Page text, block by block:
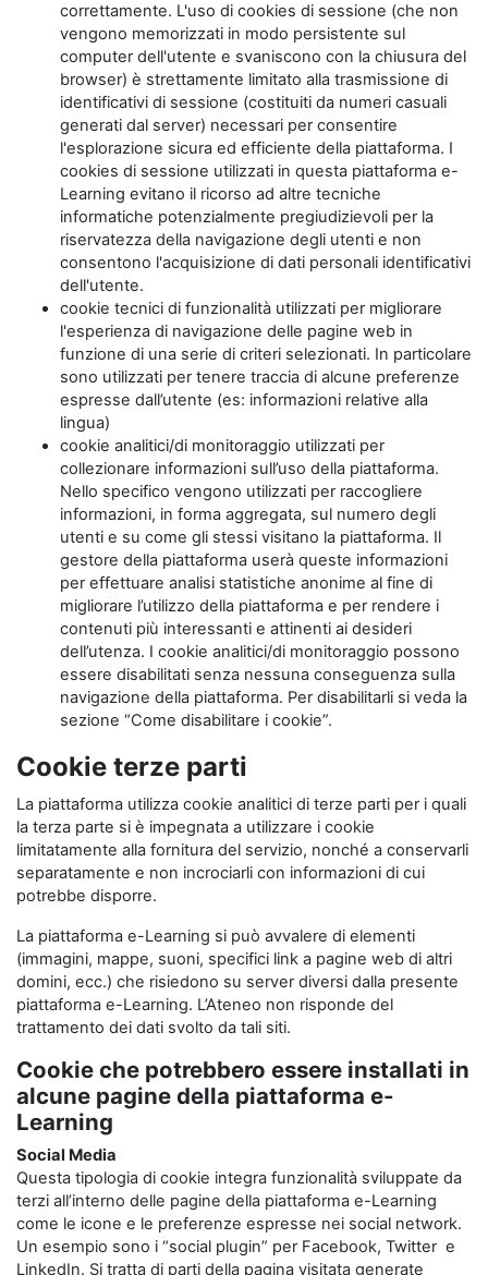
correttamente. L'uso di cookies di sessione (che non
vengono memorizzati in modo persistente sul
computer dell'utente e svaniscono con la chiusura del
browser) è strettamente limitato alla trasmissione di
identificativi di sessione (costituiti da numeri casuali
generati dal server) necessari per consentire
l'esplorazione sicura ed efficiente della piattaforma. I
cookies di sessione utilizzati in questa piattaforma e-
Learning evitano il ricorso ad altre tecniche
informatiche potenzialmente pregiudizievoli per la
riservatezza della navigazione degli utenti e non
consentono l'acquisizione di dati personali identificativi
dell'utente.
cookie tecnici di funzionalità utilizzati per migliorare
l'esperienza di navigazione delle pagine web in
funzione di una serie di criteri selezionati. In particolare
sono utilizzati per tenere traccia di alcune preferenze
espresse dall’utente (es: informazioni relative alla
lingua)
cookie analitici/di monitoraggio utilizzati per
collezionare informazioni sull’uso della piattaforma.
Nello specifico vengono utilizzati per raccogliere
informazioni, in forma aggregata, sul numero degli
utenti e su come gli stessi visitano la piattaforma. Il
gestore della piattaforma userà queste informazioni
per effettuare analisi statistiche anonime al fine di
migliorare l’utilizzo della piattaforma e per rendere i
contenuti più interessanti e attinenti ai desideri
dell’utenza. I cookie analitici/di monitoraggio possono
essere disabilitati senza nessuna conseguenza sulla
navigazione della piattaforma. Per disabilitarli si veda la
sezione “Come disabilitare i cookie”.
Cookie terze parti
La piattaforma utilizza cookie analitici di terze parti per i quali
la terza parte si è impegnata a utilizzare i cookie
limitatamente alla fornitura del servizio, nonché a conservarli
separatamente e non incrociarli con informazioni di cui
potrebbe disporre.
La piattaforma e-Learning si può avvalere di elementi
(immagini, mappe, suoni, specifici link a pagine web di altri
domini, ecc.) che risiedono su server diversi dalla presente
piattaforma e-Learning. L’Ateneo non risponde del
trattamento dei dati svolto da tali siti.
Cookie che potrebbero essere installati in
alcune pagine della piattaforma e-
Learning
Social Media
Questa tipologia di cookie integra funzionalità sviluppate da
terzi all’interno delle pagine della piattaforma e-Learning
come le icone e le preferenze espresse nei social network.
Un esempio sono i “social plugin” per Facebook, Twitter e
LinkedIn. Si tratta di parti della pagina visitata generate